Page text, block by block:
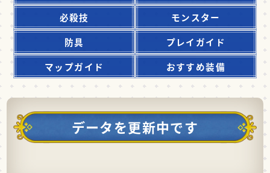
必殺技
モンスター
防具
プレイガイド
マップガイド
おすすめ装備
データを更新中です